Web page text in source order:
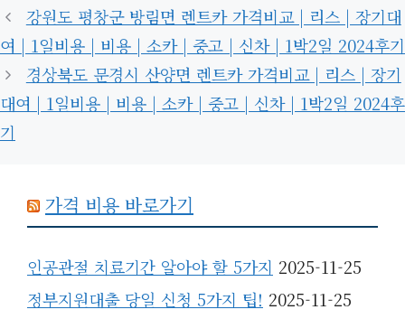
강원도 평창군 방림면 렌트카 가격비교 | 리스 | 장기대
여 | 1일비용 | 비용 | 소카 | 중고 | 신차 | 1박2일 2024후기
경상북도 문경시 산양면 렌트카 가격비교 | 리스 | 장기
대여 | 1일비용 | 비용 | 소카 | 중고 | 신차 | 1박2일 2024후
기
가격 비용 바로가기
인공관절 치료기간 알아야 할 5가지 2025-11-25
정부지원대출 당일 신청 5가지 팁! 2025-11-25